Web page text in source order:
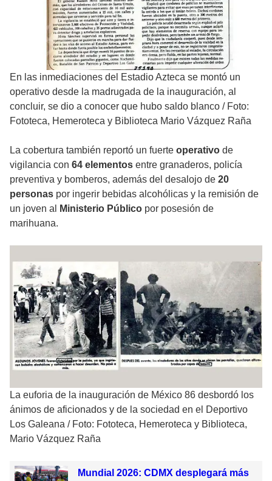
En las inmediaciones del Estadio Azteca se montó un
operativo desde la madrugada de la inauguración, al
concluir, se dio a conocer que hubo saldo blanco / Foto:
Fototeca, Hemeroteca y Biblioteca Mario Vázquez Raña
La cobertura también reportó un fuerte operativo de
vigilancia con 64 elementos entre granaderos, policía
preventiva y bomberos, además del desalojo de 20
personas por ingerir bebidas alcohólicas y la remisión de
un joven al
Ministerio Público por posesión de
marihuana.
La euforia de la inauguración de México 86 desbordó los
ánimos de aficionados y de la sociedad en el Deportivo
Los Galeana / Foto: Fototeca, Hemeroteca y Biblioteca,
Mario Vázquez Raña
Mundial 2026: CDMX desplegará más